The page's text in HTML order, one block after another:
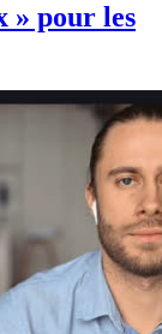
» pour les